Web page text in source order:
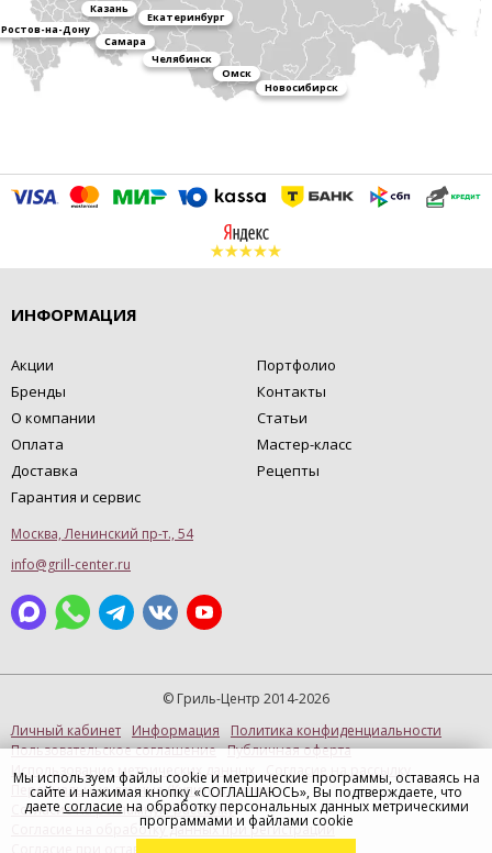
Казань
Екатеринбург
Ростов-на-Дону
Самара
Челябинск
Омск
Новосибирск
ИНФОРМАЦИЯ
Акции
Бренды
О компании
Оплата
Доставка
Гарантия и сервис
Портфолио
Контакты
Статьи
Мастер-класс
Рецепты
Москва, Ленинский пр-т., 54
info@grill-center.ru
© Гриль-Центр 2014-2026
Личный кабинет Информация
Политика конфиденциальности
Пользовательское соглашение Публичная оферта
Использование метрических данных
Персональные данные (Купить в 1 клик)
Согласие на рекламную рассылку
Согласие на обработку данных при регистрации
Мы используем файлы cookie и метрические программы, оставаясь на
сайте и нажимая кнопку «СОГЛАШАЮСЬ», Вы подтверждаете, что
даете согласие на обработку персональных данных метрическими
программами и файлами cookie